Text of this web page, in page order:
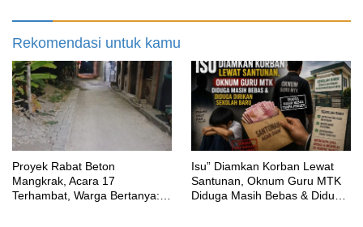
Rekomendasi untuk kamu
Proyek Rabat Beton
Mangkrak, Acara 17
Terhambat, Warga Bertanya:
‎Isu” Diamkan Korban Lewat
Santunan, Oknum Guru MTK
Diduga Masih Bebas & Diduga